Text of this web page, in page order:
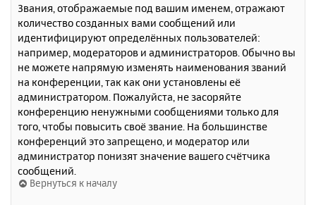
Звания, отображаемые под вашим именем, отражают
количество созданных вами сообщений или
идентифицируют определённых пользователей:
например, модераторов и администраторов. Обычно вы
не можете напрямую изменять наименования званий
на конференции, так как они установлены её
администратором. Пожалуйста, не засоряйте
конференцию ненужными сообщениями только для
того, чтобы повысить своё звание. На большинстве
конференций это запрещено, и модератор или
администратор понизят значение вашего счётчика
сообщений.
Вернуться к началу